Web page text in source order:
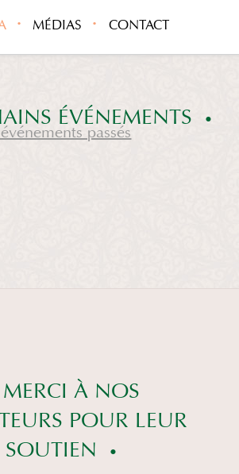
MÉDIAS CONTACT
ÉVÉNEMENTS
événements passés
MERCI À NOS
POUR LEUR
SOUTIEN